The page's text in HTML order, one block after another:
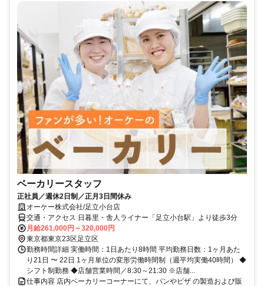
ベーカリースタッフ
正社員／週休2日制／正月3日間休み
オーケー株式会社/足立小台店
交通・アクセス 日暮里・舎人ライナー「足立小台駅」より徒歩3分
月給261,000円～320,000円
東京都東京23区足立区
勤務時間詳細 実働時間：1日あたり8時間 平均勤務日数：1ヶ月あた
り21日 〜 22日 1ヶ月単位の変形労働時間制（週平均実働40時間） ◆
シフト制勤務 ◆店舗営業時間／8:30～21:30 ※店舗...
仕事内容 店内ベーカリーコーナーにて、パンやピザ の製造および販